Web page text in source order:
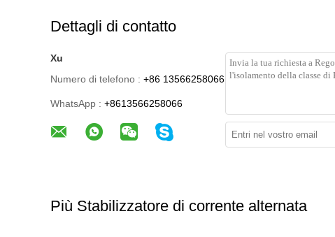
Dettagli di contatto
Xu
Numero di telefono : +86 13566258066
WhatsApp : +8613566258066
Più Stabilizzatore di corrente alternata